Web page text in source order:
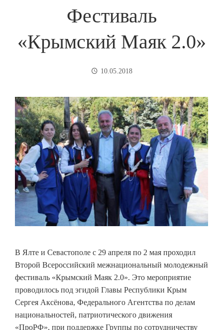
Фестиваль
«Крымский Маяк 2.0»
10.05.2018
В Ялте и Севастополе с 29 апреля по 2 мая проходил
Второй Всероссийский межнациональный молодежный
фестиваль «Крымский Маяк 2.0». Это мероприятие
проводилось под эгидой Главы Республики Крым
Сергея Аксёнова, Федерального Агентства по делам
национальностей, патриотического движения
«ПроРФ», при поддержке Группы по сотрудничеству